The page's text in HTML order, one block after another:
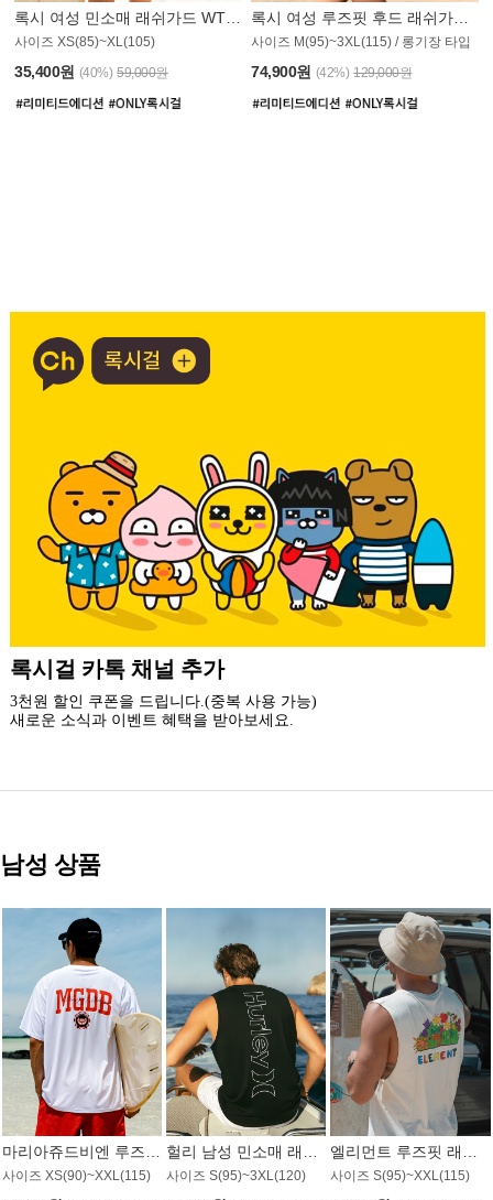
사이즈 XS(85)~XL(105)
35,400원 (40%) 59,000원
사이즈 M(95)~3XL(115) / 롱기장 타입
74,900원 (42%) 129,000원
더 가까운 쇼핑, 록시걸 모바일 앱
빠른쇼핑! 간편결제! 모바일에 딱 맞춘 쇼핑 앱
지금 설치하고 추가 할인 받아 가세요.
남성 상품
사이즈 XS(90)~XXL(115) 사이즈 S(95)~3XL(120) 사이즈 S(95)~XXL(115)